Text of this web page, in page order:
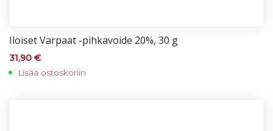
Iloi­set Var­paat -pih­ka­voi­de 20%, 30 g
31,90 €
Lisää ostoskoriin